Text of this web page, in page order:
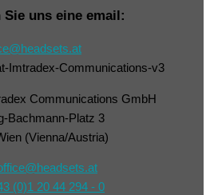
Sie uns eine email:
Communications GmbH
Bachmann-Platz 3
(Vienna/Austria)
(0)1 20 44 294 - 0